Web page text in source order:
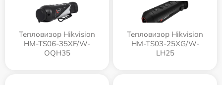
Тепловизор Hikvision
HM-TS06-35XF/W-
OQH35
Тепловизор Hikvision
HM-TS03-25XG/W-
LH25